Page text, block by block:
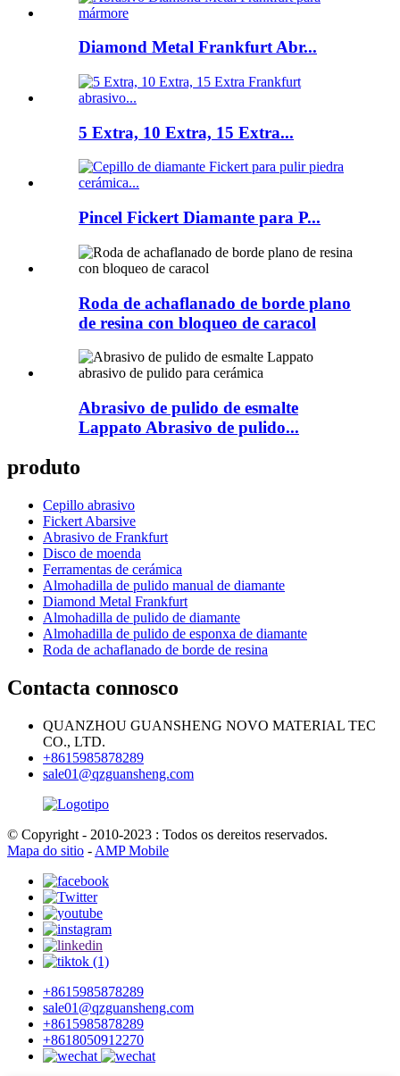
Diamond Metal Frankfurt Abr...
5 Extra, 10 Extra, 15 Extra...
Pincel Fickert Diamante para P...
Roda de achaflanado de borde plano
de resina con bloqueo de caracol
Abrasivo de pulido de esmalte
Lappato Abrasivo de pulido...
produto
Cepillo abrasivo
Fickert Abarsive
Abrasivo de Frankfurt
Disco de moenda
Ferramentas de cerámica
Almohadilla de pulido manual de diamante
Diamond Metal Frankfurt
Almohadilla de pulido de diamante
Almohadilla de pulido de esponxa de diamante
Roda de achaflanado de borde de resina
Contacta connosco
QUANZHOU GUANSHENG NOVO MATERIAL TEC
CO., LTD.
+8615985878289
sale01@qzguansheng.com
© Copyright - 2010-2023 : Todos os dereitos reservados.
Mapa do sitio - AMP Mobile
+8615985878289
sale01@qzguansheng.com
+8615985878289
+8618050912270